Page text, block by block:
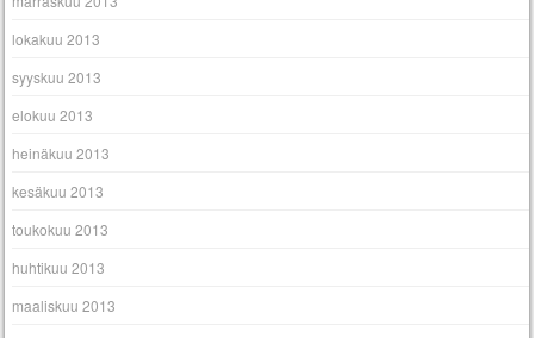
lokakuu 2013
syyskuu 2013
elokuu 2013
heinäkuu 2013
kesäkuu 2013
toukokuu 2013
huhtikuu 2013
maaliskuu 2013